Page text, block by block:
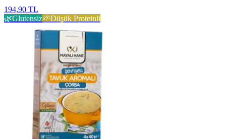
194,90 TL
🌿Glutensiz🌱Düşük Proteinli